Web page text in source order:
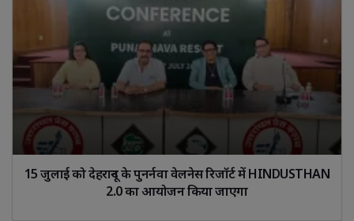
15 जुलाई को देहरादून के पुनर्नवा वेलनेस रिजॉर्ट में HINDUSTHAN
2.0 का आयोजन किया जाएगा